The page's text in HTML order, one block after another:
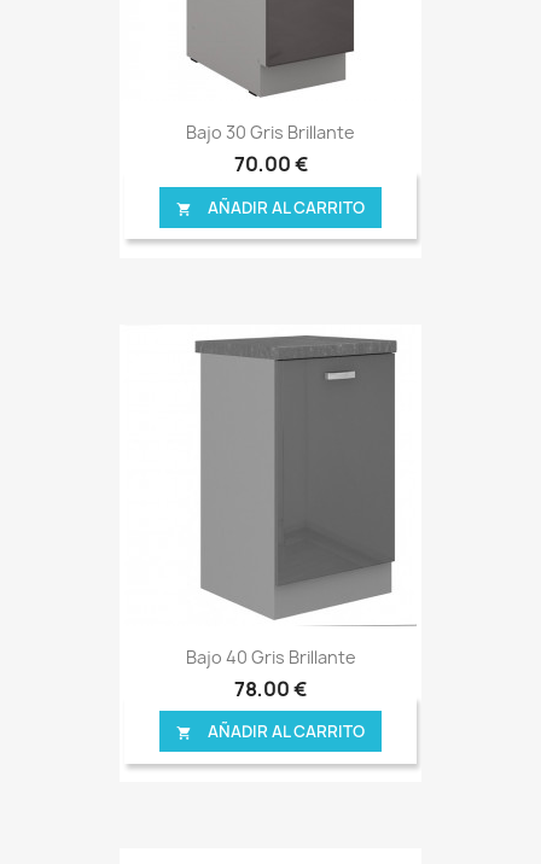
Bajo 30 Gris Brillante
70,00 €
 AÑADIR AL CARRITO
Bajo 40 Gris Brillante
78,00 €
 AÑADIR AL CARRITO